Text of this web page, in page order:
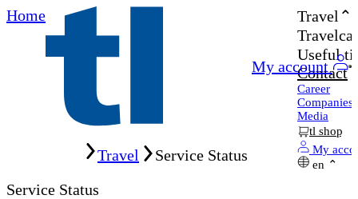
Home
My account
Travel
Useful
Contact
Career
Companies
Media
tl shop
My
en
Travel
Service Status
Service Status